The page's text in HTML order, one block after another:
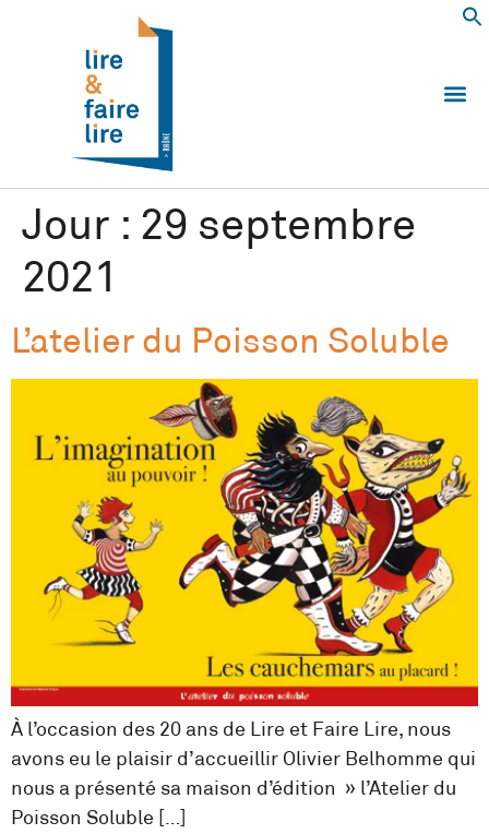
Jour : 29 septembre
2021
L’atelier du Poisson Soluble
À l’occasion des 20 ans de Lire et Faire Lire, nous
avons eu le plaisir d’accueillir Olivier Belhomme qui
nous a présenté sa maison d’édition » l’Atelier du
Poisson Soluble […]